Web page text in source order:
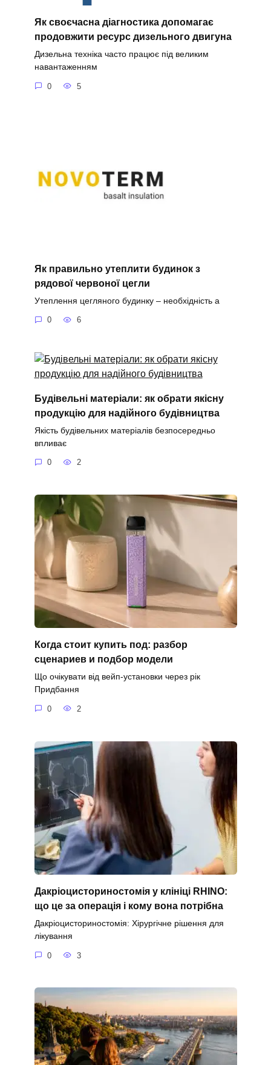
Як своєчасна діагностика допомагає
продовжити ресурс дизельного двигуна
Дизельна техніка часто працює під великим
навантаженням
0 5
Як правильно утеплити будинок з
рядової червоної цегли
Утеплення цегляного будинку – необхідність а
0 6
Будівельні матеріали: як обрати якісну
продукцію для надійного будівництва
Якість будівельних матеріалів безпосередньо
впливає
0 2
Когда стоит купить под: разбор
сценариев и подбор модели
Що очікувати від вейп-установки через рік
Придбання
0 2
Дакріоцисториностомія у клініці RHINO:
що це за операція і кому вона потрібна
Дакріоцисториностомія: Хірургічне рішення для
лікування
0 3